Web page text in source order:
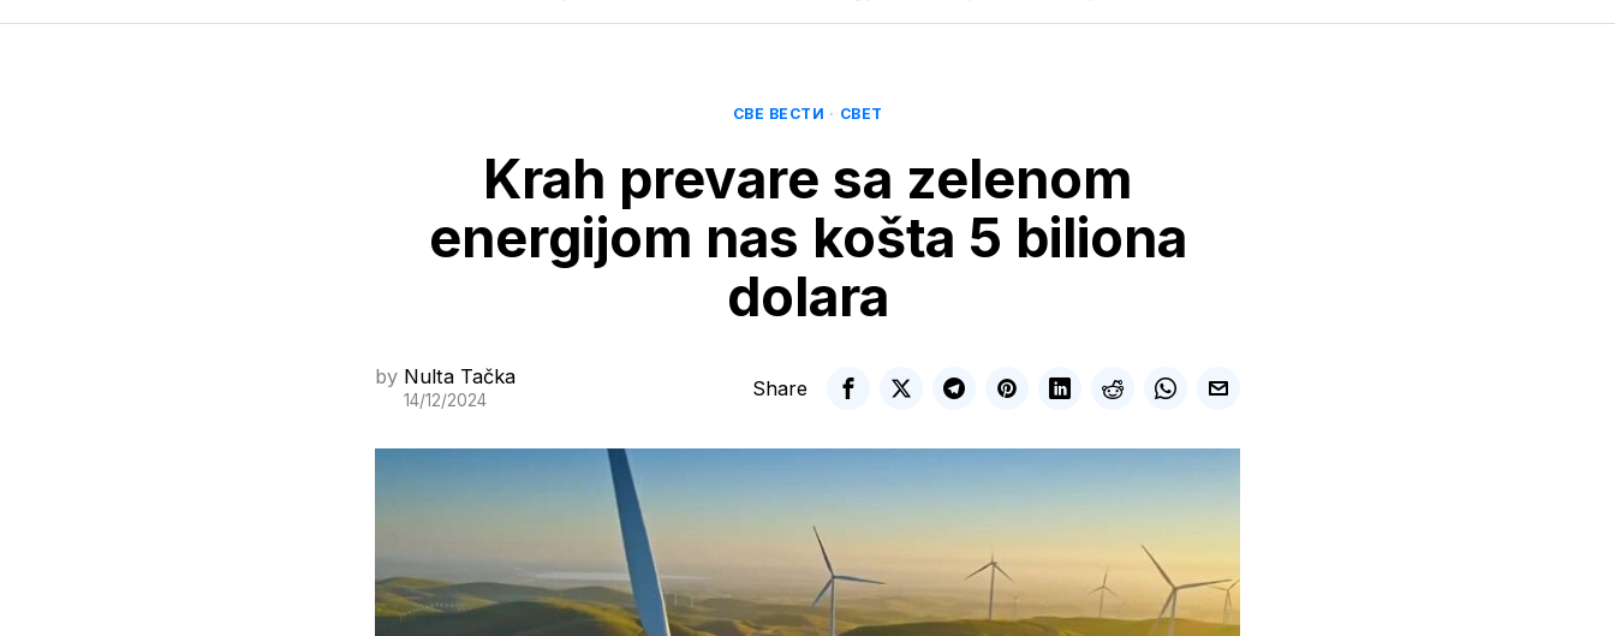
СВЕ ВЕСТИ · СВЕТ
Krah prevare sa zelenom
energijom nas košta 5 biliona
dolara
by Nulta Tačka
14/12/2024
Share